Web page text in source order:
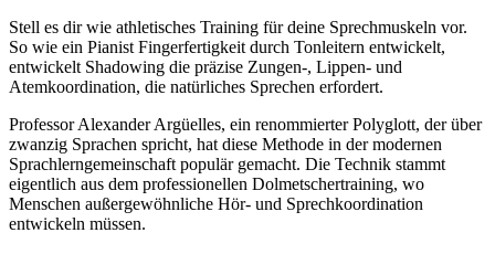
Stell es dir wie athletisches Training für deine Sprechmuskeln vor.
So wie ein Pianist Fingerfertigkeit durch Tonleitern entwickelt,
entwickelt Shadowing die präzise Zungen-, Lippen- und
Atemkoordination, die natürliches Sprechen erfordert.
Professor Alexander Argüelles, ein renommierter Polyglott, der über
zwanzig Sprachen spricht, hat diese Methode in der modernen
Sprachlerngemeinschaft populär gemacht. Die Technik stammt
eigentlich aus dem professionellen Dolmetschertraining, wo
Menschen außergewöhnliche Hör- und Sprechkoordination
entwickeln müssen.